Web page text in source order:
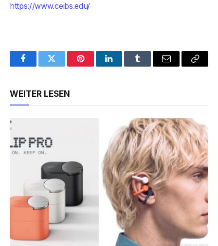
https://www.ceibs.edu/
FacebookTwitter PinterestLinkedInTumblr Email
Copy
WEITER LESEN